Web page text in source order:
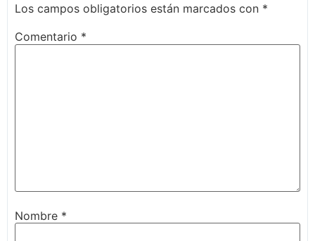
Los campos obligatorios están marcados con *
Comentario *
Nombre *